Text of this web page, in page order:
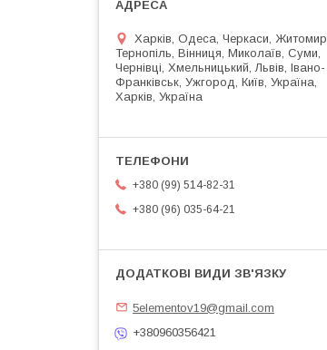
Харків, Одеса, Черкаси, Житомир,
Тернопіль, Вінниця, Миколаїв, Суми,
Чернівці, Хмельницький, Львів, Івано-
Франківськ, Ужгород, Київ, Україна,
Харків, Україна
+380 (99) 514-82-31
+380 (96) 035-64-21
5elementov19@gmail.com
+380960356421